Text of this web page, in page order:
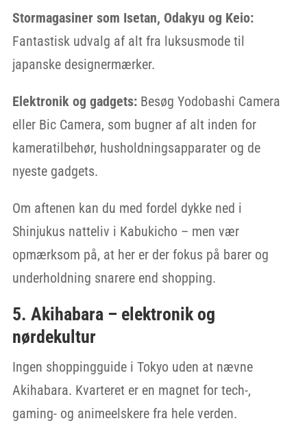
Stormagasiner som Isetan, Odakyu og Keio:
Fantastisk udvalg af alt fra luksusmode til
japanske designermærker.
Elektronik og gadgets:Besøg Yodobashi Camera
eller Bic Camera, som bugner af alt inden for
kameratilbehør, husholdningsapparater og de
nyeste gadgets.
Om aftenen kan du med fordel dykke ned i
Shinjukus natteliv i Kabukicho – men vær
opmærksom på, at her er der fokus på barer og
underholdning snarere end shopping.
5. Akihabara – elektronik og
nørdekultur
Ingen shoppingguide i Tokyo uden at nævne
Akihabara. Kvarteret er en magnet for tech-,
gaming- og animeelskere fra hele verden.